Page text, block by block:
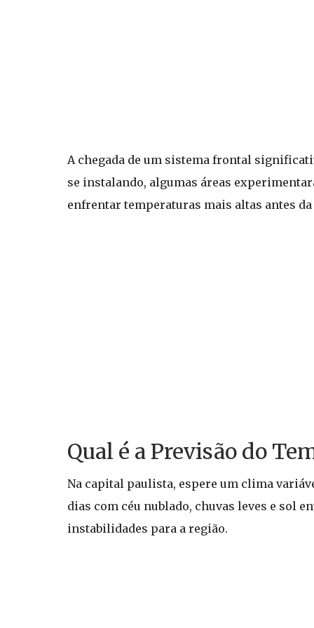
A chegada de um sistema frontal
se instalando, algumas áreas
enfrentar temperaturas mais altas antes da
Qual é a Previsão do
Na capital paulista, espere um clima
dias com céu nublado, chuvas leves e sol
instabilidades para a região.